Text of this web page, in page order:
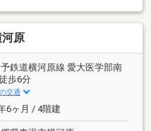
河原
鉄道横河原線 愛大医学部南
歩6分
交通
6ヶ月 / 4階建